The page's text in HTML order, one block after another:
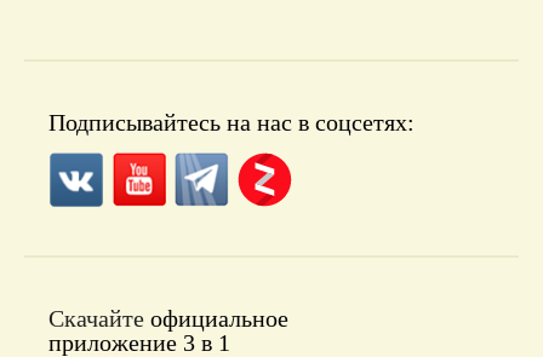
Подписывайтесь на нас в соцсетях:
Скачайте официальное
приложение 3 в 1